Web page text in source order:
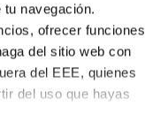
navegación.
ofrecer funciones
del sitio web con
del EEE, quienes
del uso que hayas